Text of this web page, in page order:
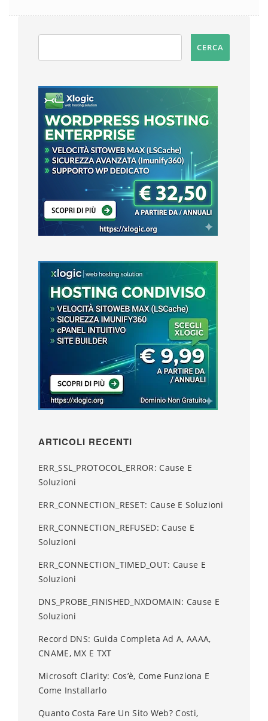
ARTICOLI RECENTI
ERR_SSL_PROTOCOL_ERROR: Cause E
Soluzioni
ERR_CONNECTION_RESET: Cause E Soluzioni
ERR_CONNECTION_REFUSED: Cause E
Soluzioni
ERR_CONNECTION_TIMED_OUT: Cause E
Soluzioni
DNS_PROBE_FINISHED_NXDOMAIN: Cause E
Soluzioni
Record DNS: Guida Completa Ad A, AAAA,
CNAME, MX E TXT
Microsoft Clarity: Cos’è, Come Funziona E
Come Installarlo
Quanto Costa Fare Un Sito Web? Costi,